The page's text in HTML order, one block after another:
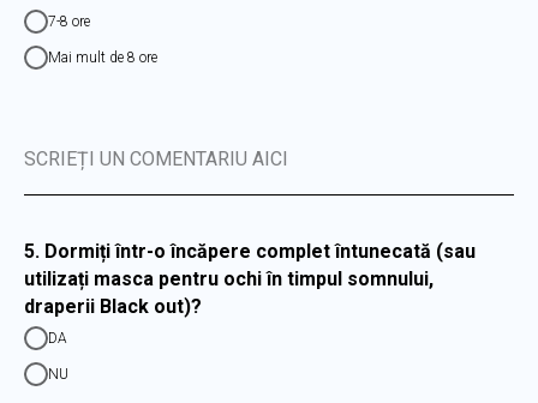
7-8 ore
Mai mult de 8 ore
SCRIEȚI UN COMENTARIU AICI
5. Dormiți într-o încăpere complet întunecată (sau
utilizați masca pentru ochi în timpul somnului,
draperii Black out)?
DA
NU